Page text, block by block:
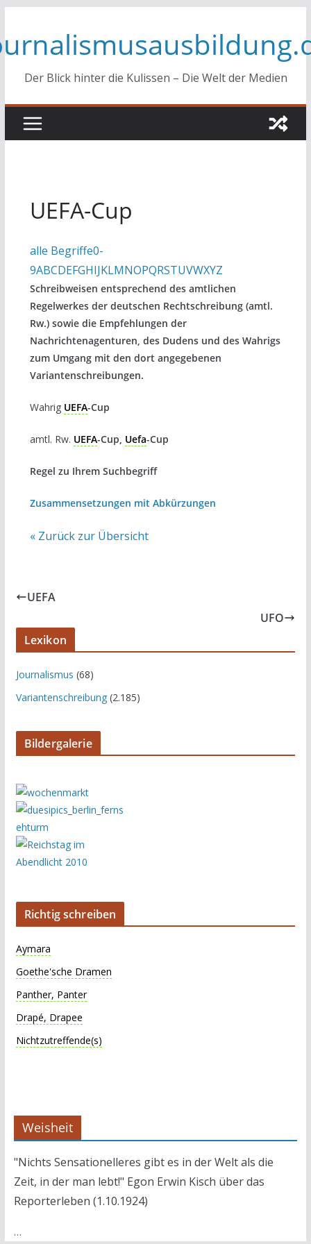
springen
Der Blick hinter die Kulissen – Die Welt der Medien
UEFA-Cup
alle Begriffe0-
9ABCDEFGHIJKLMNOPQRSTUVWXYZ
Schreibweisen entsprechend des amtlichen
Regelwerkes der deutschen Rechtschreibung (amtl.
Rw.) sowie die Empfehlungen der
Nachrichtenagenturen, des Dudens und des Wahrigs
zum Umgang mit den dort angegebenen
Variantenschreibungen.
Wahrig UEFA-Cup
amtl. Rw. UEFA-Cup, Uefa-Cup
Regel zu Ihrem Suchbegriff
Zusammensetzungen mit Abkürzungen
« Zurück zur Übersicht
UEFA
UFO
Lexikon
Journalismus (68)
Variantenschreibung(2.185)
Bildergalerie
Richtig schreiben
Aymara
Goethe'sche Dramen
Panther, Panter
Drapé, Drapee
Nichtzutreffende(s)
Weisheit
"Nichts Sensationelleres gibt es in der Welt als die
Zeit, in der man lebt!" Egon Erwin Kisch über das
Reporterleben (1.10.1924)
…